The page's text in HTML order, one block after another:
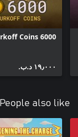
6000 Murkoff Coins
١٩٫٠٠٠ د.ب.‏
People also like